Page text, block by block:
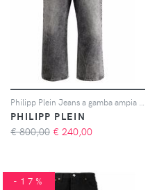
PHILIPP PLEIN
€ 800,00 € 240,00
-17%